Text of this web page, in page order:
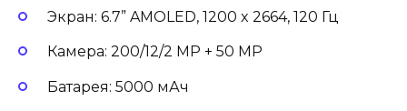
Экран: 6.7” AMOLED, 1200 x 2664, 120 Гц
Камера: 200/12/2 MP + 50 MP
Батарея: 5000 мАч